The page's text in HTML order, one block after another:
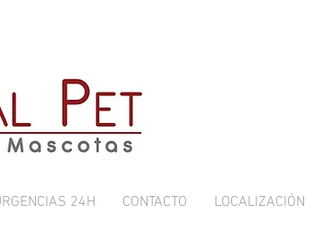
24H CONTACTO LOCALIZACIÓN